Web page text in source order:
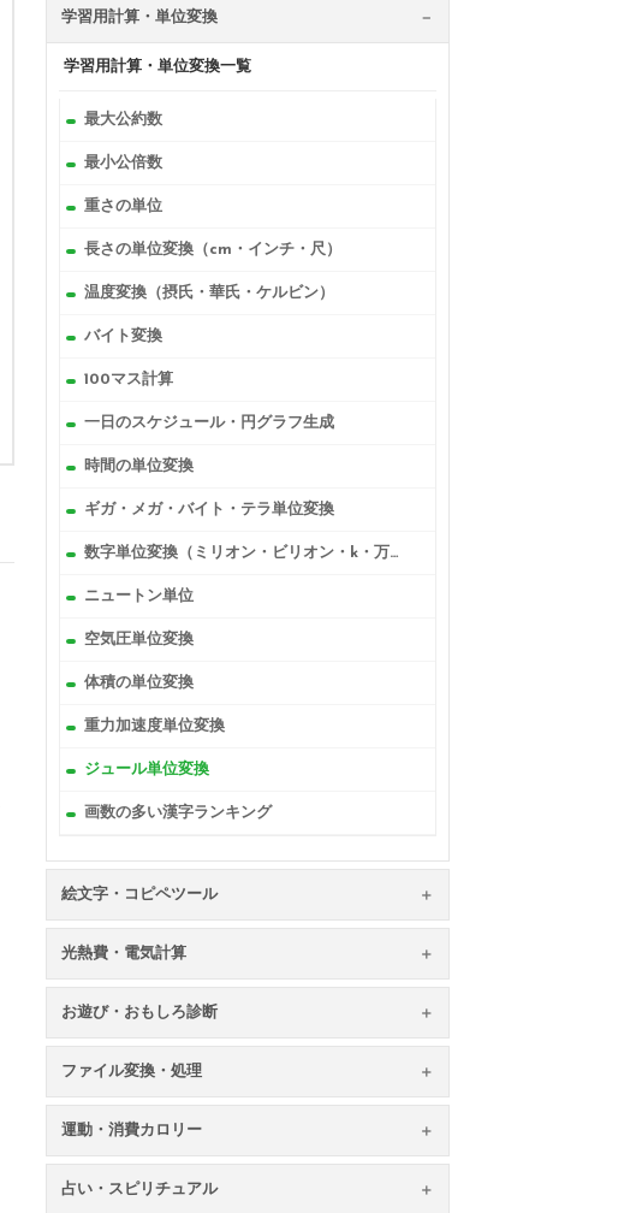
学習用計算・単位変換
学習用計算・単位変換一覧
最大公約数
最小公倍数
重さの単位
長さの単位変換（cm・インチ・尺）
温度変換（摂氏・華氏・ケルビン）
バイト変換
100マス計算
一日のスケジュール・円グラフ生成
時間の単位変換
ギガ・メガ・バイト・テラ単位変換
数字単位変換（ミリオン・ビリオン・k・万・億）
ニュートン単位
空気圧単位変換
体積の単位変換
重力加速度単位変換
ジュール単位変換
画数の多い漢字ランキング
絵文字・コピペツール
光熱費・電気計算
お遊び・おもしろ診断
ファイル変換・処理
運動・消費カロリー
占い・スピリチュアル